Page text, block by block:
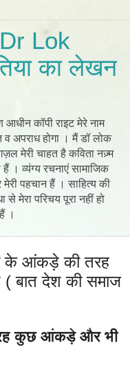
Lok
का लेखन
कॉपी राइट मेरे नाम
व अपराध होगा । मैं डॉ लोक
मेरी चाहत है कविता नज़्म
। व्यंग्य रचनाएं सामाजिक
पहचान हैं । साहित्य की
से मेरा परिचय पूरा नहीं हो
।
के आंकड़े की तरह
बात देश की समाज
कुछ आंकड़े और भी